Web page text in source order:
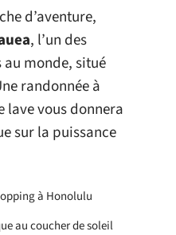
d’aventure,
, l’un des
monde, situé
randonnée à
lave vous donnera
sur la puissance
à Honolulu
au coucher de soleil